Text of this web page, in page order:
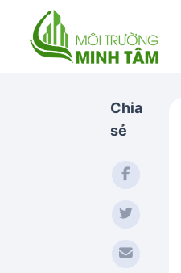
content
Chia
sẻ